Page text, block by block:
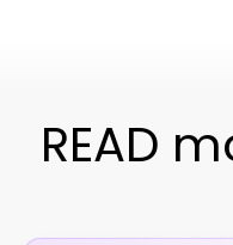
READ